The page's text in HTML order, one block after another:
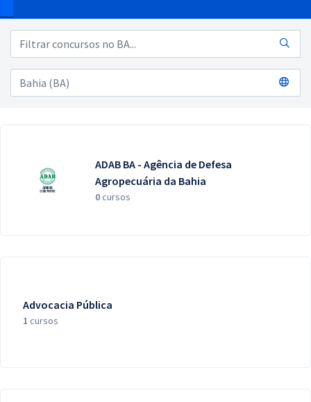
Graduação
OAB
Conteúdo gratuito
ADAB BA - Agência de Defesa
Agropecuária da Bahia
0cursos
Advocacia Pública
1 cursos